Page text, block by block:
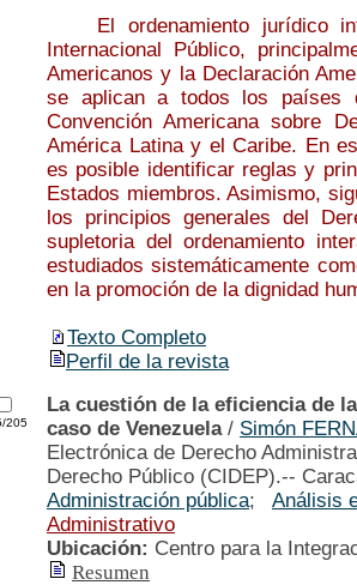
El ordenamiento jurídico
Internacional Público,
Americanos y la Declaración
se aplican a todos los países
Convención Americana sobre
América Latina y el Caribe. En
es posible identificar reglas y
Estados miembros. Asimismo,
los principios generales del
supletoria del ordenamiento
estudiados sistemáticamente
en la promoción de la dignidad
Texto Completo
Perfil de la revista
205
La cuestión de la eficiencia de
caso de Venezuela/ Simón
Electrónica de Derecho
Derecho Público (CIDEP).--
Administración pública; Análisis
Administrativo
Ubicación: Centro para la
Resumen